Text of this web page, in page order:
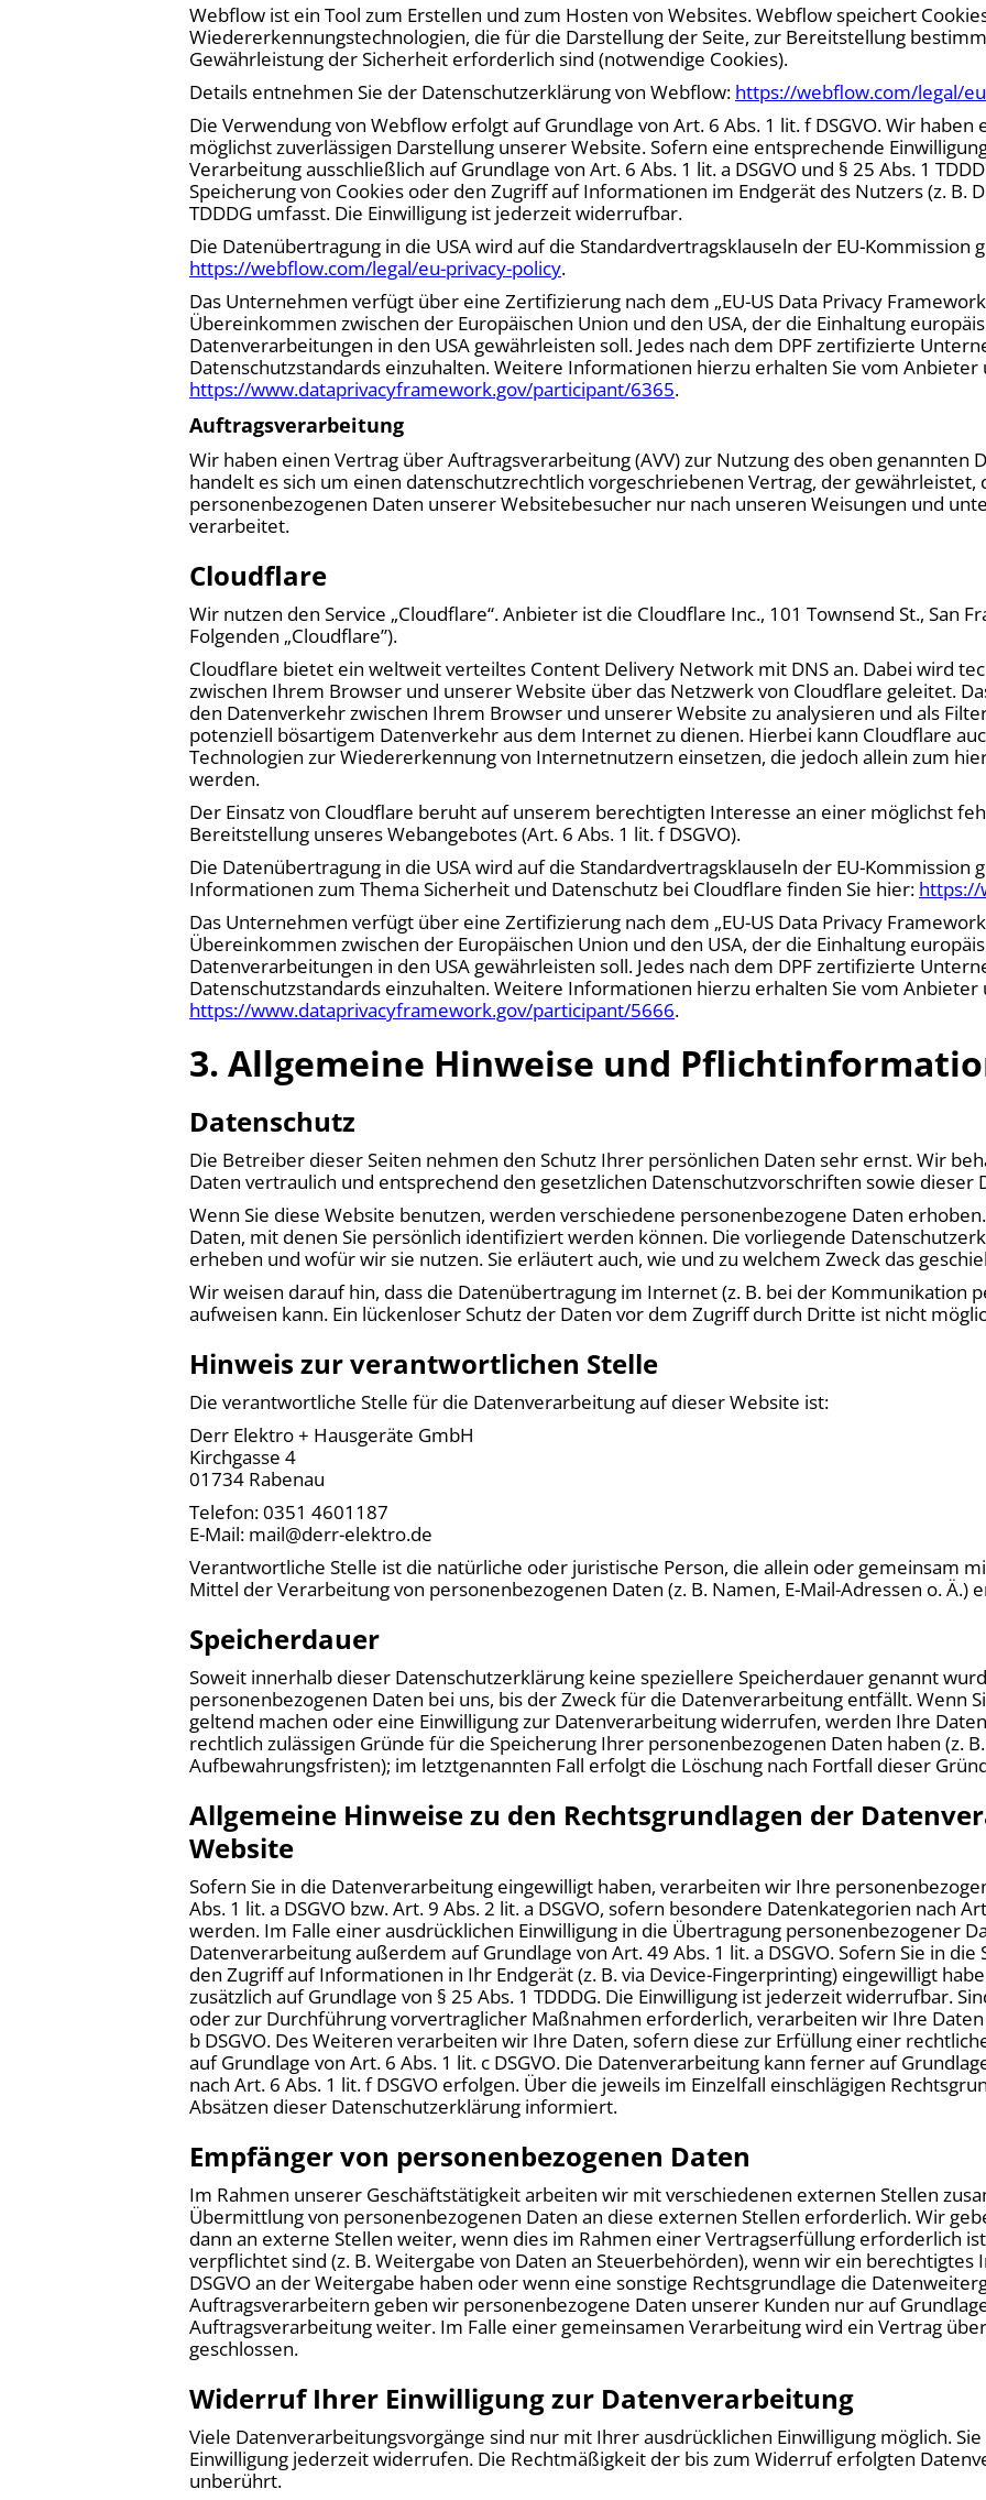
Webflow ist ein Tool zum Erstellen und zum Hosten von Websites. Webflow speichert
Wiedererkennungstechnologien, die für die Darstellung der Seite, zur Bereitstellung
Gewährleistung der Sicherheit erforderlich sind (notwendige Cookies).
Details entnehmen Sie der Datenschutzerklärung von Webflow: https://webflow.com/legal/
Die Verwendung von Webflow erfolgt auf Grundlage von Art. 6 Abs. 1 lit. f DSGVO. Wir
möglichst zuverlässigen Darstellung unserer Website. Sofern eine entsprechende
Verarbeitung ausschließlich auf Grundlage von Art. 6 Abs. 1 lit. a DSGVO und § 25 Abs. 1
Speicherung von Cookies oder den Zugriff auf Informationen im Endgerät des Nutzers (z. B.
TDDDG umfasst. Die Einwilligung ist jederzeit widerrufbar.
Die Datenübertragung in die USA wird auf die Standardvertragsklauseln der EU-Kommission
https://webflow.com/legal/eu-privacy-policy.
Das Unternehmen verfügt über eine Zertifizierung nach dem „EU-US Data Privacy
Übereinkommen zwischen der Europäischen Union und den USA, der die Einhaltung
Datenverarbeitungen in den USA gewährleisten soll. Jedes nach dem DPF zertifizierte
Datenschutzstandards einzuhalten. Weitere Informationen hierzu erhalten Sie vom
https://www.dataprivacyframework.gov/participant/6365.
Auftragsverarbeitung
Wir haben einen Vertrag über Auftragsverarbeitung (AVV) zur Nutzung des oben genannten
handelt es sich um einen datenschutzrechtlich vorgeschriebenen Vertrag, der gewährleistet,
personenbezogenen Daten unserer Websitebesucher nur nach unseren Weisungen und
verarbeitet.
Cloudflare
Wir nutzen den Service „Cloudflare“. Anbieter ist die Cloudflare Inc., 101 Townsend St., San
Folgenden „Cloudflare”).
Cloudflare bietet ein weltweit verteiltes Content Delivery Network mit DNS an. Dabei wird
zwischen Ihrem Browser und unserer Website über das Netzwerk von Cloudflare geleitet.
den Datenverkehr zwischen Ihrem Browser und unserer Website zu analysieren und als
potenziell bösartigem Datenverkehr aus dem Internet zu dienen. Hierbei kann Cloudflare
Technologien zur Wiedererkennung von Internetnutzern einsetzen, die jedoch allein zum
werden.
Der Einsatz von Cloudflare beruht auf unserem berechtigten Interesse an einer möglichst
Bereitstellung unseres Webangebotes (Art. 6 Abs. 1 lit. f DSGVO).
Die Datenübertragung in die USA wird auf die Standardvertragsklauseln der EU-Kommission
Informationen zum Thema Sicherheit und Datenschutz bei Cloudflare finden Sie hier: https://
Das Unternehmen verfügt über eine Zertifizierung nach dem „EU-US Data Privacy
Übereinkommen zwischen der Europäischen Union und den USA, der die Einhaltung
Datenverarbeitungen in den USA gewährleisten soll. Jedes nach dem DPF zertifizierte
Datenschutzstandards einzuhalten. Weitere Informationen hierzu erhalten Sie vom
https://www.dataprivacyframework.gov/participant/5666.
3. Allgemeine Hinweise und
Datenschutz
Die Betreiber dieser Seiten nehmen den Schutz Ihrer persönlichen Daten sehr ernst. Wir
Daten vertraulich und entsprechend den gesetzlichen Datenschutzvorschriften sowie dieser
Wenn Sie diese Website benutzen, werden verschiedene personenbezogene Daten
Daten, mit denen Sie persönlich identifiziert werden können. Die vorliegende
erheben und wofür wir sie nutzen. Sie erläutert auch, wie und zu welchem Zweck das
Wir weisen darauf hin, dass die Datenübertragung im Internet (z. B. bei der Kommunikation
aufweisen kann. Ein lückenloser Schutz der Daten vor dem Zugriff durch Dritte ist nicht
Hinweis zur verantwortlichen Stelle
Die verantwortliche Stelle für die Datenverarbeitung auf dieser Website ist:
Derr Elektro + Hausgeräte GmbH
Kirchgasse 4
01734 Rabenau
Telefon: 0351 4601187
E-Mail: mail@derr-elektro.de
Verantwortliche Stelle ist die natürliche oder juristische Person, die allein oder gemeinsam
Mittel der Verarbeitung von personenbezogenen Daten (z. B. Namen, E-Mail-Adressen o. Ä.)
Speicherdauer
Soweit innerhalb dieser Datenschutzerklärung keine speziellere Speicherdauer genannt
personenbezogenen Daten bei uns, bis der Zweck für die Datenverarbeitung entfällt. Wenn
geltend machen oder eine Einwilligung zur Datenverarbeitung widerrufen, werden Ihre
rechtlich zulässigen Gründe für die Speicherung Ihrer personenbezogenen Daten haben (z.
Aufbewahrungsfristen); im letztgenannten Fall erfolgt die Löschung nach Fortfall dieser
Allgemeine Hinweise zu den Rechtsgrundlagen der
Website
Sofern Sie in die Datenverarbeitung eingewilligt haben, verarbeiten wir Ihre
Abs. 1 lit. a DSGVO bzw. Art. 9 Abs. 2 lit. a DSGVO, sofern besondere Datenkategorien nach
werden. Im Falle einer ausdrücklichen Einwilligung in die Übertragung personenbezogener
Datenverarbeitung außerdem auf Grundlage von Art. 49 Abs. 1 lit. a DSGVO. Sofern Sie in
den Zugriff auf Informationen in Ihr Endgerät (z. B. via Device-Fingerprinting) eingewilligt
zusätzlich auf Grundlage von § 25 Abs. 1 TDDDG. Die Einwilligung ist jederzeit widerrufbar.
oder zur Durchführung vorvertraglicher Maßnahmen erforderlich, verarbeiten wir Ihre Daten
b DSGVO. Des Weiteren verarbeiten wir Ihre Daten, sofern diese zur Erfüllung einer
auf Grundlage von Art. 6 Abs. 1 lit. c DSGVO. Die Datenverarbeitung kann ferner auf
nach Art. 6 Abs. 1 lit. f DSGVO erfolgen. Über die jeweils im Einzelfall einschlägigen
Absätzen dieser Datenschutzerklärung informiert.
Empfänger von personenbezogenen Daten
Im Rahmen unserer Geschäftstätigkeit arbeiten wir mit verschiedenen externen Stellen
Übermittlung von personenbezogenen Daten an diese externen Stellen erforderlich. Wir
dann an externe Stellen weiter, wenn dies im Rahmen einer Vertragserfüllung erforderlich
verpflichtet sind (z. B. Weitergabe von Daten an Steuerbehörden), wenn wir ein berechtigtes
DSGVO an der Weitergabe haben oder wenn eine sonstige Rechtsgrundlage die
Auftragsverarbeitern geben wir personenbezogene Daten unserer Kunden nur auf
Auftragsverarbeitung weiter. Im Falle einer gemeinsamen Verarbeitung wird ein Vertrag
geschlossen.
Widerruf Ihrer Einwilligung zur Datenverarbeitung
Viele Datenverarbeitungsvorgänge sind nur mit Ihrer ausdrücklichen Einwilligung möglich.
Einwilligung jederzeit widerrufen. Die Rechtmäßigkeit der bis zum Widerruf erfolgten
unberührt.